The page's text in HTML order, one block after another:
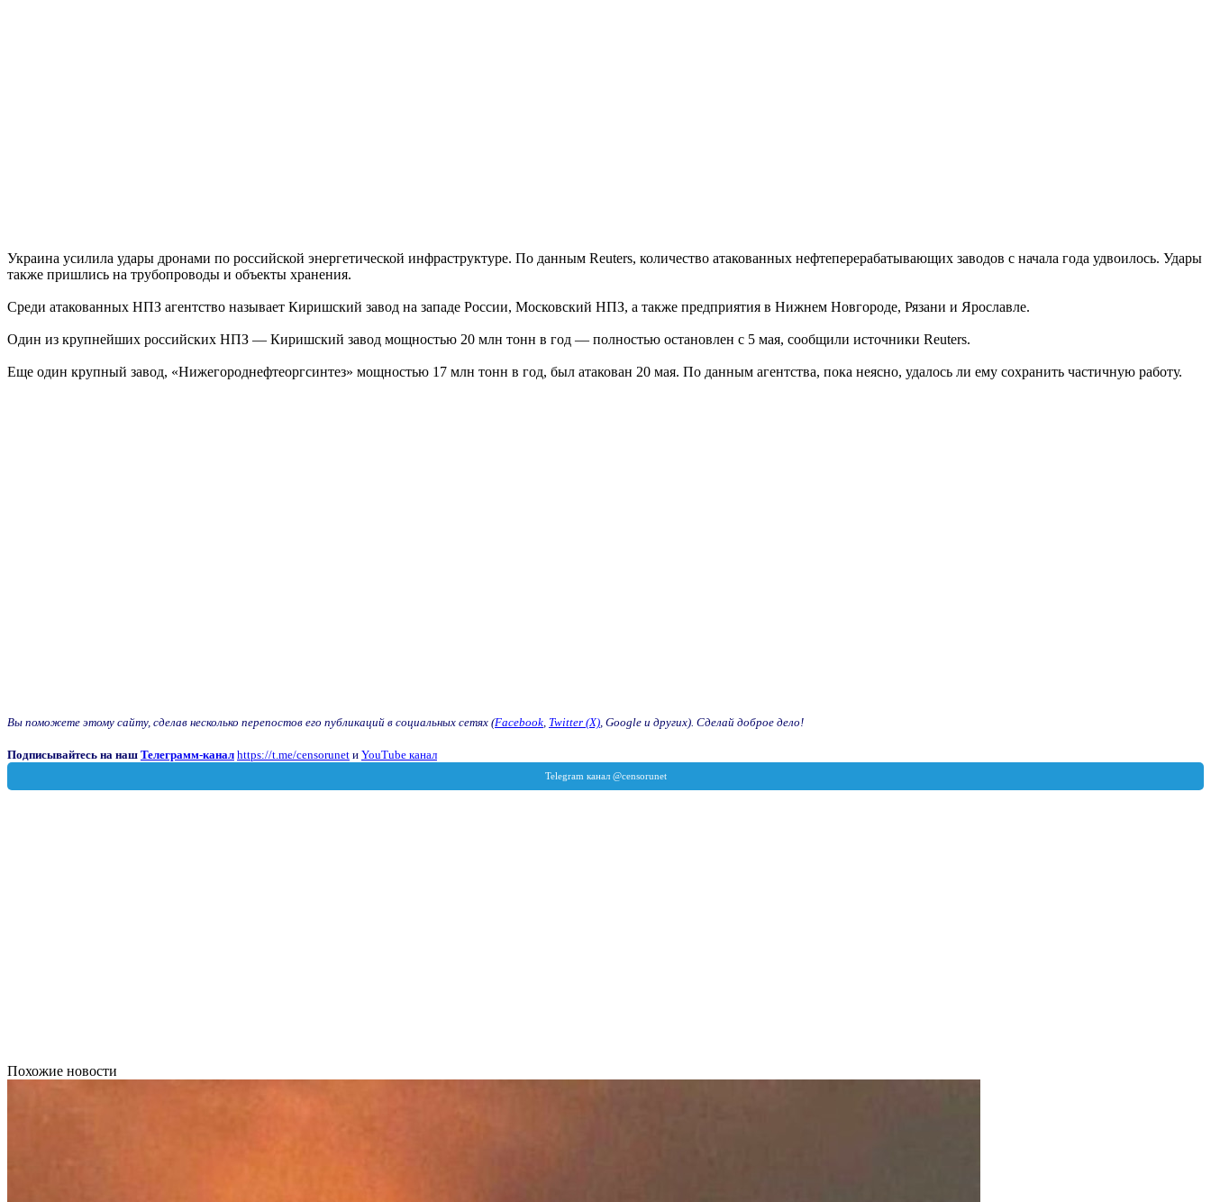
Украина усилила удары дронами по российской энергетической инфраструктуре. По данным Reuters, количество атакованных нефтеперерабатывающих заводов с начала года удвоилось. Удары
также пришлись на трубопроводы и объекты хранения.
Среди атакованных НПЗ агентство называет Киришский завод на западе России, Московский НПЗ, а также предприятия в Нижнем Новгороде, Рязани и Ярославле.
Один из крупнейших российских НПЗ — Киришский завод мощностью 20 млн тонн в год — полностью остановлен с 5 мая, сообщили источники Reuters.
Еще один крупный завод, «Нижегороднефтеоргсинтез» мощностью 17 млн тонн в год, был атакован 20 мая. По данным агентства, пока неясно, удалось ли ему сохранить частичную работу.
Вы поможете этому сайту, сделав несколько перепостов его публикаций в социальных сетях (Facebook Twitter (X) , Google и других). Сделай доброе дело!
Подписывайтесь на наш Телеграмм-канал https://t.me/censorunet и YouTube канал
Похожие новости